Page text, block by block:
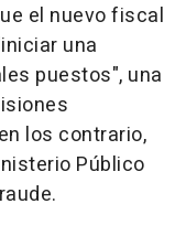
el nuevo fiscal
una
puestos", una
los contrario,
Público